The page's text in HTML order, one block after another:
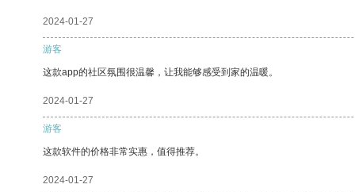
2024-01-27
游客
这款app的社区氛围很温馨，让我能够感受到家的温暖。
2024-01-27
游客
这款软件的价格非常实惠，值得推荐。
2024-01-27